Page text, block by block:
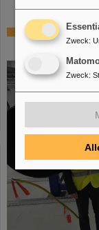
Von der
Zweck:
Zweck: